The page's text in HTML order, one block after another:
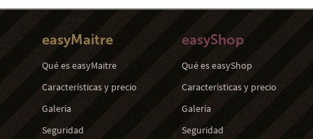
easyMaitre
Qué es easyMaitre
Características y precio
Galería
Seguridad
easyShop
Qué es easyShop
Características y precio
Galería
Seguridad